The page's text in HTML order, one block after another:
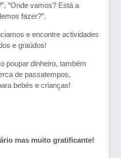
“Onde vamos? Está a
fazer?”.
e encontre actividades
e graúdos!
poupar dinheiro, também
de passatempos,
bebés e crianças!
mas muito gratificante!